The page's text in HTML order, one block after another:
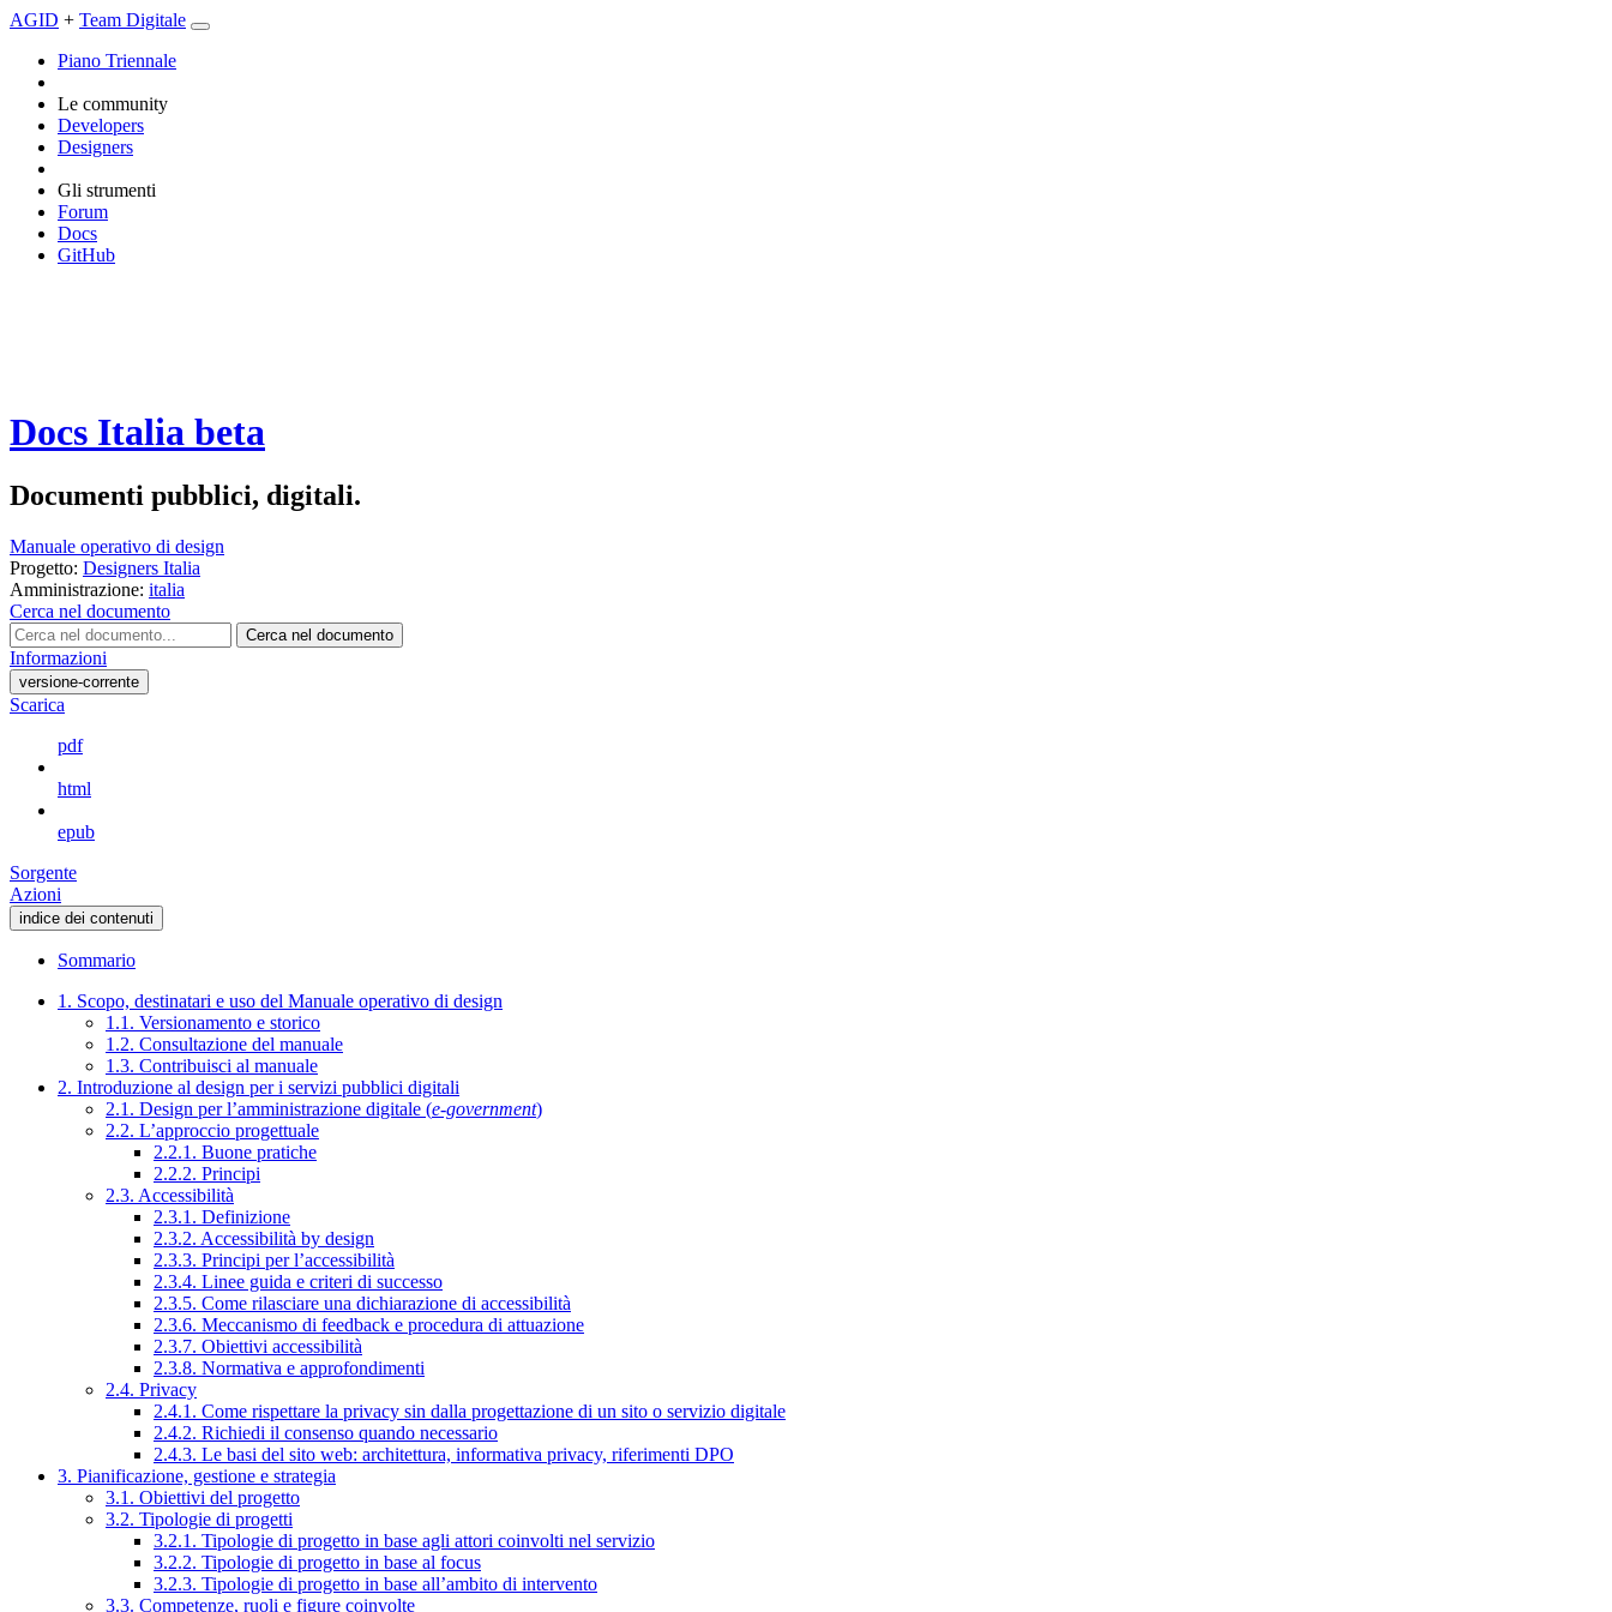
AGID + Team Digitale
Piano Triennale
Le community
Developers
Designers
Gli strumenti
Forum
Docs
GitHub
Docs Italia beta
Documenti pubblici, digitali.
Manuale operativo di design
Progetto: Designers Italia
Amministrazione: italia
Cerca nel documento
Cerca nel documento
Informazioni
versione-corrente
Scarica
pdf
html
epub
Sorgente
Azioni
indice dei contenuti
Sommario
1. Scopo, destinatari e uso del Manuale operativo di design
1.1. Versionamento e storico
1.2. Consultazione del manuale
1.3. Contribuisci al manuale
2. Introduzione al design per i servizi pubblici digitali
2.1. Design per l’amministrazione digitale (e-government)
2.2. L’approccio progettuale
2.2.1. Buone pratiche
2.2.2. Principi
2.3. Accessibilità
2.3.1. Definizione
2.3.2. Accessibilità by design
2.3.3. Principi per l’accessibilità
2.3.4. Linee guida e criteri di successo
2.3.5. Come rilasciare una dichiarazione di accessibilità
2.3.6. Meccanismo di feedback e procedura di attuazione
2.3.7. Obiettivi accessibilità
2.3.8. Normativa e approfondimenti
2.4. Privacy
2.4.1. Come rispettare la privacy sin dalla progettazione di un sito o servizio digitale
2.4.2. Richiedi il consenso quando necessario
2.4.3. Le basi del sito web: architettura, informativa privacy, riferimenti DPO
3. Pianificazione, gestione e strategia
3.1. Obiettivi del progetto
3.2. Tipologie di progetti
3.2.1. Tipologie di progetto in base agli attori coinvolti nel servizio
3.2.2. Tipologie di progetto in base al focus
3.2.3. Tipologie di progetto in base all’ambito di intervento
3.3. Competenze, ruoli e figure coinvolte